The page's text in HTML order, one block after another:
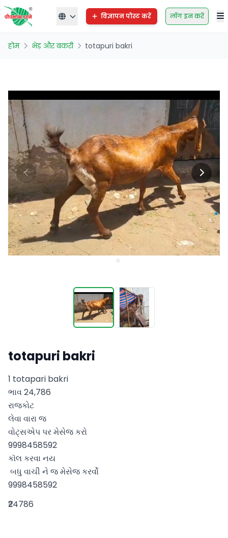
विज्ञापन पोस्ट करें लॉग इन करें
होम भेड़ और बकरी totapuri bakri
totapuri bakri
1 totapari bakri
ભાવ 24,786
રાજકોટ
લેવા વારા જ
વોટ્સએપ પર મેસેજ કરો
9998458592
કૉલ કરવા નય
9998458592
₹24786